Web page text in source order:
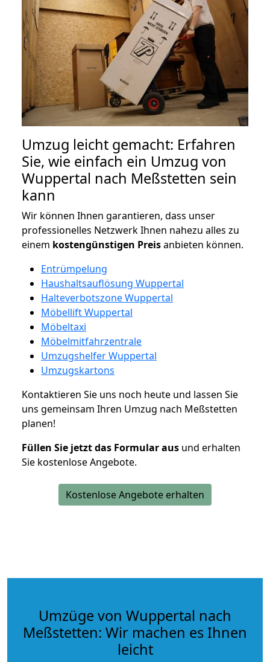
Umzug leicht gemacht: Erfahren
Sie, wie einfach ein Umzug von
Wuppertal nach Meßstetten sein
kann
Wir können Ihnen garantieren, dass unser
professionelles Netzwerk Ihnen nahezu alles zu
einem kostengünstigen Preisanbieten können.
Entrümpelung
Haushaltsauflösung Wuppertal
Halteverbotszone Wuppertal
Möbellift Wuppertal
Möbeltaxi
Möbelmitfahrzentrale
Umzugshelfer Wuppertal
Umzugskartons
Kontaktieren Sie uns noch heute und lassen Sie
uns gemeinsam Ihren Umzug nach Meßstetten
planen!
Füllen Sie jetzt das Formular aus und erhalten
Sie kostenlose Angebote.
Kostenlose Angebote erhalten
Umzüge von Wuppertal nach
Meßstetten: Wir machen es Ihnen
leicht